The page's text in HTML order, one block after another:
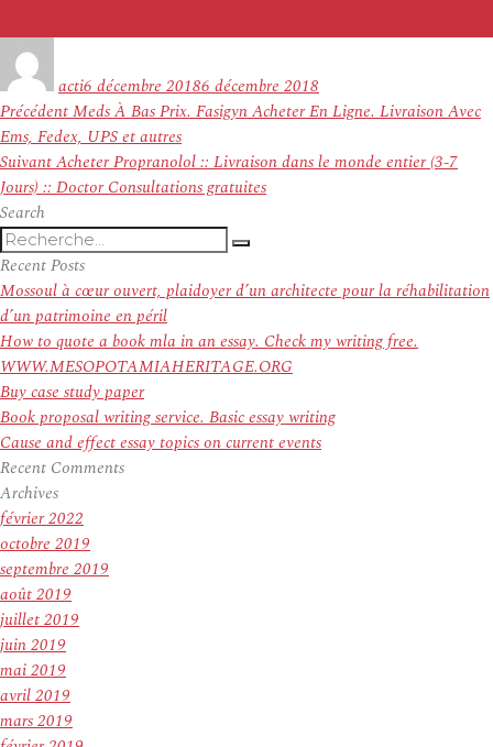
actile
6 décembre 20186 décembre 2018
Navigation
de
l’article
PrécédentArticle
précédent :
Meds À Bas Prix. Fasigyn Acheter En Ligne. Livraison Avec
Ems, Fedex, UPS et autres
SuivantArticle
suivant :
Acheter Propranolol :: Livraison dans le monde entier (3-7
Jours) :: Doctor Consultations gratuites
Search
Recherche
pour
:
Recherche
Recent Posts
Mossoul à cœur ouvert, plaidoyer d’un architecte pour la réhabilitation
d’un patrimoine en péril
How to quote a book mla in an essay. Check my writing free.
WWW.MESOPOTAMIAHERITAGE.ORG
Buy case study paper
Book proposal writing service. Basic essay writing
Cause and effect essay topics on current events
Recent Comments
Archives
février 2022
octobre 2019
septembre 2019
août 2019
juillet 2019
juin 2019
mai 2019
avril 2019
mars 2019